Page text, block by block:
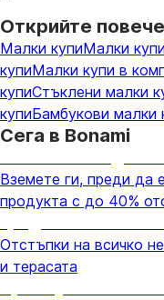
Открийте повече
Малки купиМалки купи
купиМалки купи в
купиСтъклени малки
купиБамбукови малки
Сега в Bonami
Вземете ги, преди да
продукта с до 40%
Отстъпки на всичко
и терасата